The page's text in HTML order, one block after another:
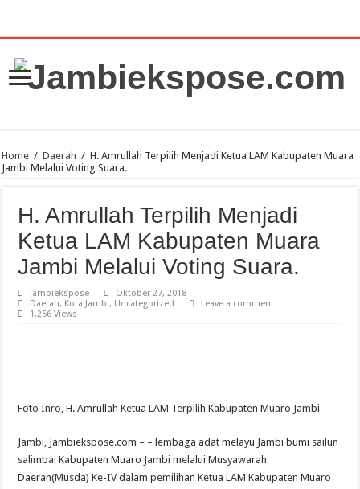
Home / Daerah / H. Amrullah Terpilih Menjadi Ketua LAM Kabupaten Muara
Jambi Melalui Voting Suara.
H. Amrullah Terpilih Menjadi
Ketua LAM Kabupaten Muara
Jambi Melalui Voting Suara.
jambiekspose
Oktober 27, 2018
Daerah, Kota Jambi, Uncategorized
Leave a comment
1,256 Views
Foto Inro, H. Amrullah Ketua LAM Terpilih Kabupaten Muaro Jambi
Jambi, Jambiekspose.com – – lembaga adat melayu Jambi bumi sailun
salimbai Kabupaten Muaro Jambi melalui Musyawarah
Daerah(Musda) Ke-IV dalam pemilihan Ketua LAM Kabupaten Muaro